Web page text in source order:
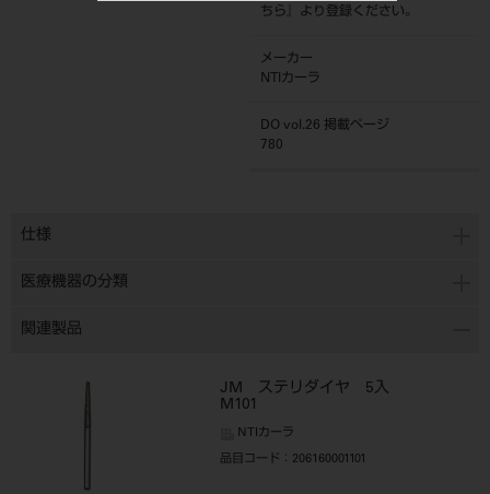
ちら
』より登録ください。
メーカー
NTIカーラ
DO vol.26 掲載ページ
780
仕様
医療機器の分類
関連製品
JM ステリダイヤ 5入
M101
NTIカーラ
品目コード ：206160001101